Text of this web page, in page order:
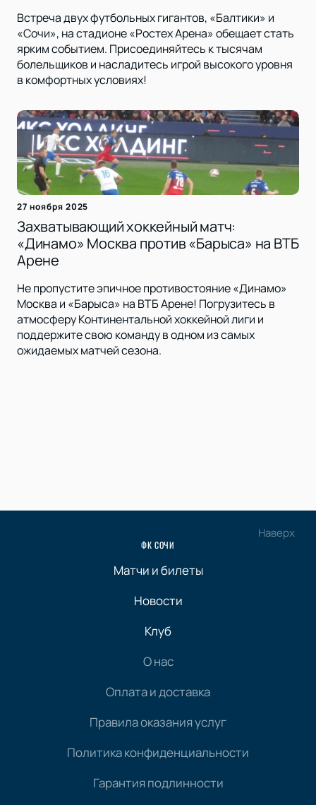
Встреча двух футбольных гигантов, «Балтики» и
«Сочи», на стадионе «Ростех Арена» обещает стать
ярким событием. Присоединяйтесь к тысячам
болельщиков и насладитесь игрой высокого уровня
в комфортных условиях!
27 ноября 2025
Захватывающий хоккейный матч:
«Динамо» Москва против «Барыса» на ВТБ
Арене
Не пропустите эпичное противостояние «Динамо»
Москва и «Барыса» на ВТБ Арене! Погрузитесь в
атмосферу Континентальной хоккейной лиги и
поддержите свою команду в одном из самых
ожидаемых матчей сезона.
Наверх
ФК СОЧИ
Матчи и билеты
Новости
Клуб
О нас
Оплата и доставка
Правила оказания услуг
Политика конфиденциальности
Гарантия подлинности